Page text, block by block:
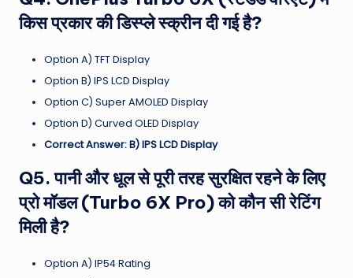
किस प्रकार की डिस्प्ले स्क्रीन दी गई है?
Option A) TFT Display
Option B) IPS LCD Display
Option C) Super AMOLED Display
Option D) Curved OLED Display
Correct Answer: B) IPS LCD Display
Q5. पानी और धूल से पूरी तरह सुरक्षित रहने के लिए
प्रो मॉडल (Turbo 6X Pro) को कौन सी रेटिंग
मिली है?
Option A) IP54 Rating